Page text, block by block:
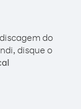
do
disque o